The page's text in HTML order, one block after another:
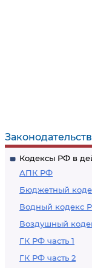
Кодексы РФ в
АПК РФ
Бюджетный
Водный кодекс
Воздушный
ГК РФ часть 1
ГК РФ часть 2